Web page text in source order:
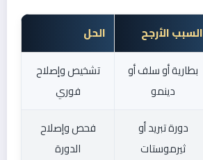
السبب الأرجح
الحل
بطارية أو سلف أو
دينمو
تشخيص وإصلاح
فوري
دورة تبريد أو
ثيرموستات
فحص وإصلاح
الدورة